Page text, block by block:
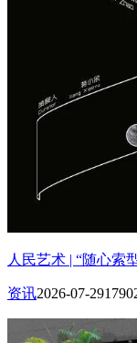
人民艺术 | “随心索
资讯2026-07-29